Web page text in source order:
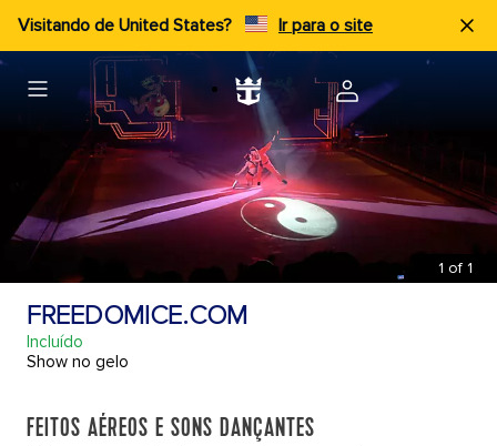
Visitando de United States? Ir para o site
1 of 1
FREEDOMICE.COM
Incluído
Show no gelo
FEITOS AÉREOS E SONS DANÇANTES